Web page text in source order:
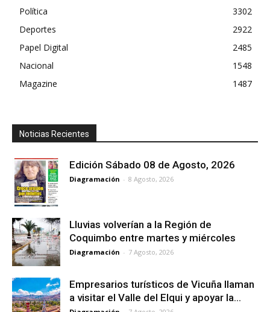
Política
3302
Deportes
2922
Papel Digital
2485
Nacional
1548
Magazine
1487
Noticias Recientes
Edición Sábado 08 de Agosto, 2026
Diagramación - 8 Agosto, 2026
Lluvias volverían a la Región de
Coquimbo entre martes y miércoles
Diagramación - 7 Agosto, 2026
Empresarios turísticos de Vicuña llaman
a visitar el Valle del Elqui y apoyar la...